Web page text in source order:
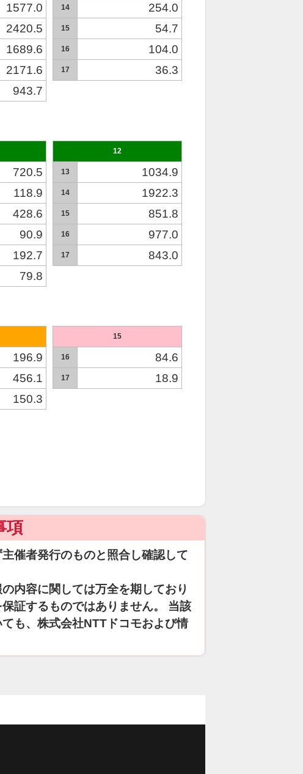
1577.0
2420.5
1689.6
2171.6
943.7
14 254.0
15 54.7
16 104.0
17 36.3
720.5
118.9
428.6
90.9
192.7
79.8
12
13 1034.9
14 1922.3
15 851.8
16 977.0
17 843.0
196.9
456.1
150.3
15
16 84.6
17 18.9
項
催者発行のものと照合し確認して
内容に関しては万全を期しており
証するものではありません。 当該
も、株式会社NTTドコモおよび情